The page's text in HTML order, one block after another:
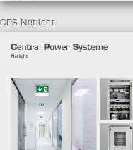
CPS Netlight